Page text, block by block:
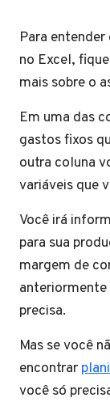
Para
no Excel,
mais sobre o
Em uma das
gastos fixos
outra coluna
variáveis que
Você irá
para sua
margem de
anteriormente
precisa.
Mas se você
encontrar
você só